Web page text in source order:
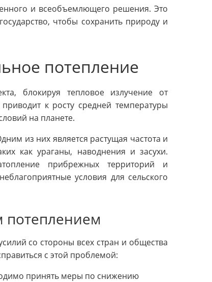
и всеобъемлющего решения. Это
чтобы сохранить природу и
потепление
блокируя тепловое излучение от
к росту средней температуры
на планете.
из них является растущая частота и
как ураганы, наводнения и засухи.
прибрежных территорий и
условия для сельского
со стороны всех стран и общества
с этой проблемой:
принять меры по снижению